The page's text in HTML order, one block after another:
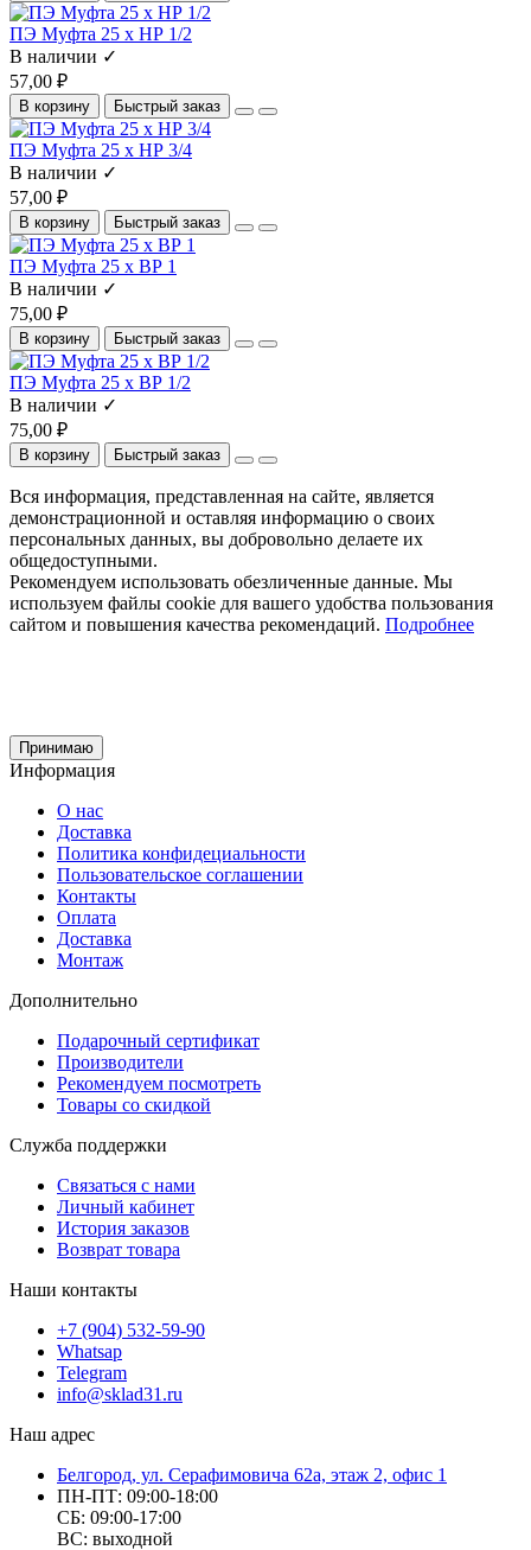
ПЭ Муфта 25 х НР 1/2
В наличии ✓
57,00 ₽
В корзину Быстрый заказ
ПЭ Муфта 25 х НР 3/4
В наличии ✓
57,00 ₽
В корзину Быстрый заказ
ПЭ Муфта 25 x ВР 1
В наличии ✓
75,00 ₽
В корзину Быстрый заказ
ПЭ Муфта 25 x ВР 1/2
В наличии ✓
75,00 ₽
В корзину Быстрый заказ
Вся информация, представленная на сайте, является
демонстрационной и оставляя информацию о своих
персональных данных, вы добровольно делаете их
общедоступными.
Рекомендуем использовать обезличенные данные. Мы
используем файлы cookie для вашего удобства пользования
сайтом и повышения качества рекомендаций. Подробнее
Принимаю
Информация
О нас
Доставка
Политика конфидециальности
Пользовательское соглашении
Контакты
Оплата
Доставка
Монтаж
Дополнительно
Подарочный сертификат
Производители
Рекомендуем посмотреть
Товары со скидкой
Служба поддержки
Связаться с нами
Личный кабинет
История заказов
Возврат товара
Наши контакты
+7 (904) 532-59-90
Whatsap
Telegram
info@sklad31.ru
Наш адрес
Белгород, ул. Серафимовича 62а, этаж 2, офис 1
ПН-ПТ: 09:00-18:00
СБ: 09:00-17:00
ВС: выходной